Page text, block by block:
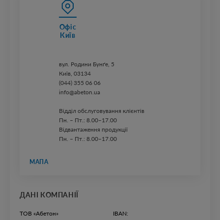
Офіс
Київ
вул. ​Родини Бунґе, 5
Київ, 03134
(044) 355 06 06
info@abeton.ua
Відділ обслуговування клієнтів
Пн. – Пт.: 8.00–17.00
Відвантаження продукції
Пн. – Пт.: 8.00–17.00
МАПА
ДАНІ КОМПАНІЇ
ТОВ «Абетон» IBAN: